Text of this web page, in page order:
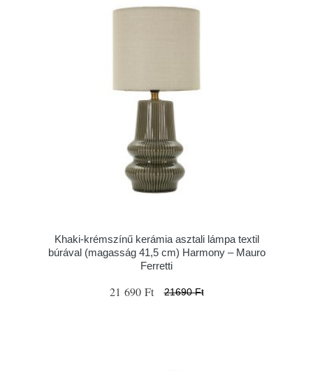
Khaki-krémszínű kerámia asztali lámpa textil
búrával (magasság 41,5 cm) Harmony – Mauro
Ferretti
21 690 Ft 21690 Ft